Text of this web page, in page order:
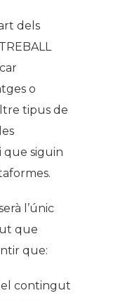
dels
o
tipus de
que siguin
l’únic
que
que:
contingut